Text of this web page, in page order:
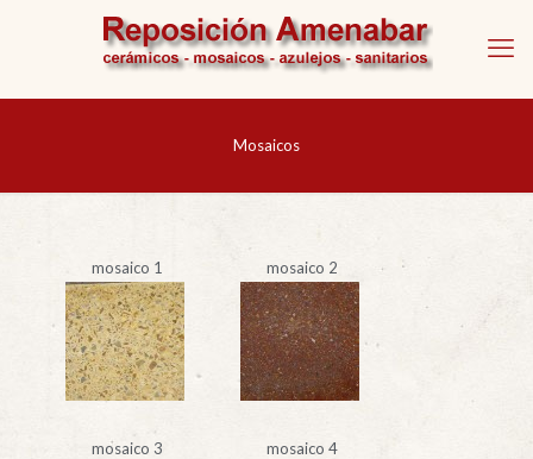
Mosaicos
mosaico 1 mosaico 2
mosaico 3 mosaico 4